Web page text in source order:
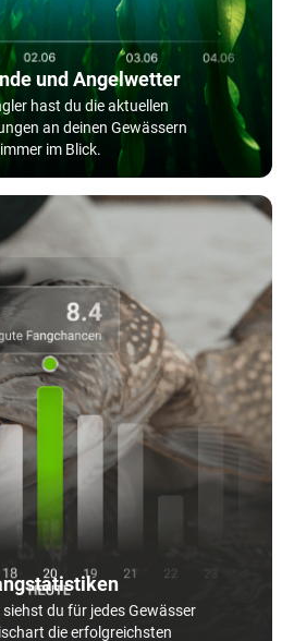
und Angelwetter
hast du die aktuellen
an deinen Gewässern
immer im Blick.
du für jedes Gewässer
die erfolgreichsten